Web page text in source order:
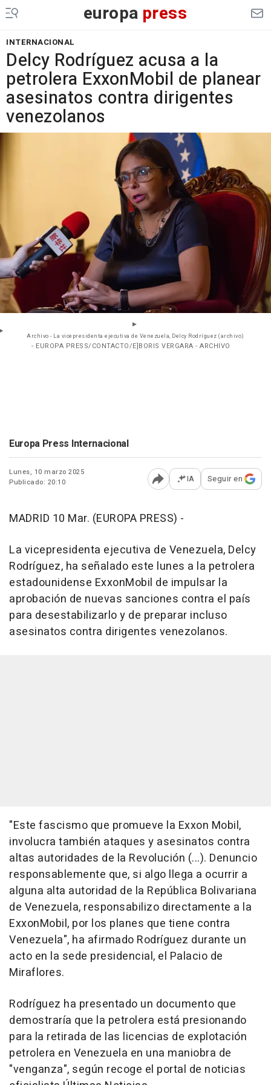
europa press
INTERNACIONAL
Delcy Rodríguez acusa a la
petrolera ExxonMobil de planear
asesinatos contra dirigentes
venezolanos
Archivo - La vicepresidenta ejecutiva de Venezuela, Delcy Rodríguez (archivo)
- EUROPA PRESS/CONTACTO/E]BORIS VERGARA - ARCHIVO
Europa Press Internacional
Lunes, 10 marzo 2025
Publicado: 20:10
Abrir opciones para
IA Seguir en
MADRID 10 Mar. (EUROPA PRESS) -
La vicepresidenta ejecutiva de Venezuela, Delcy
Rodríguez, ha señalado este lunes a la petrolera
estadounidense ExxonMobil de impulsar la
aprobación de nuevas sanciones contra el país
para desestabilizarlo y de preparar incluso
asesinatos contra dirigentes venezolanos.
"Este fascismo que promueve la Exxon Mobil,
involucra también ataques y asesinatos contra
altas autoridades de la Revolución (...). Denuncio
responsablemente que, si algo llega a ocurrir a
alguna alta autoridad de la República Bolivariana
de Venezuela, responsabilizo directamente a la
ExxonMobil, por los planes que tiene contra
Venezuela", ha afirmado Rodríguez durante un
acto en la sede presidencial, el Palacio de
Miraflores.
Rodríguez ha presentado un documento que
demostraría que la petrolera está presionando
para la retirada de las licencias de explotación
petrolera en Venezuela en una maniobra de
"venganza", según recoge el portal de noticias